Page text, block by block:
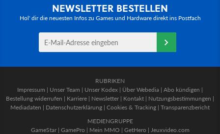
NEWSLETTER BESTELLEN
Hol' dir die neuesten Infos zu Games und Hardware direkt ins Postfach
RUBRIKEN
Impressum | Unser Team | Unser Kodex | Über Webedia | Abo kündigen |
Bestellung widerrufen | Karriere | Newsletter | Kontakt | Nutzungsbestimmungen |
Mediadaten | Datenschutzerklärung | Cookies & Tracking | Transparenzbericht
MEDIENGRUPPE
GameStar| GamePro | Mein MMO | GetHero | Jeuxvideo.com